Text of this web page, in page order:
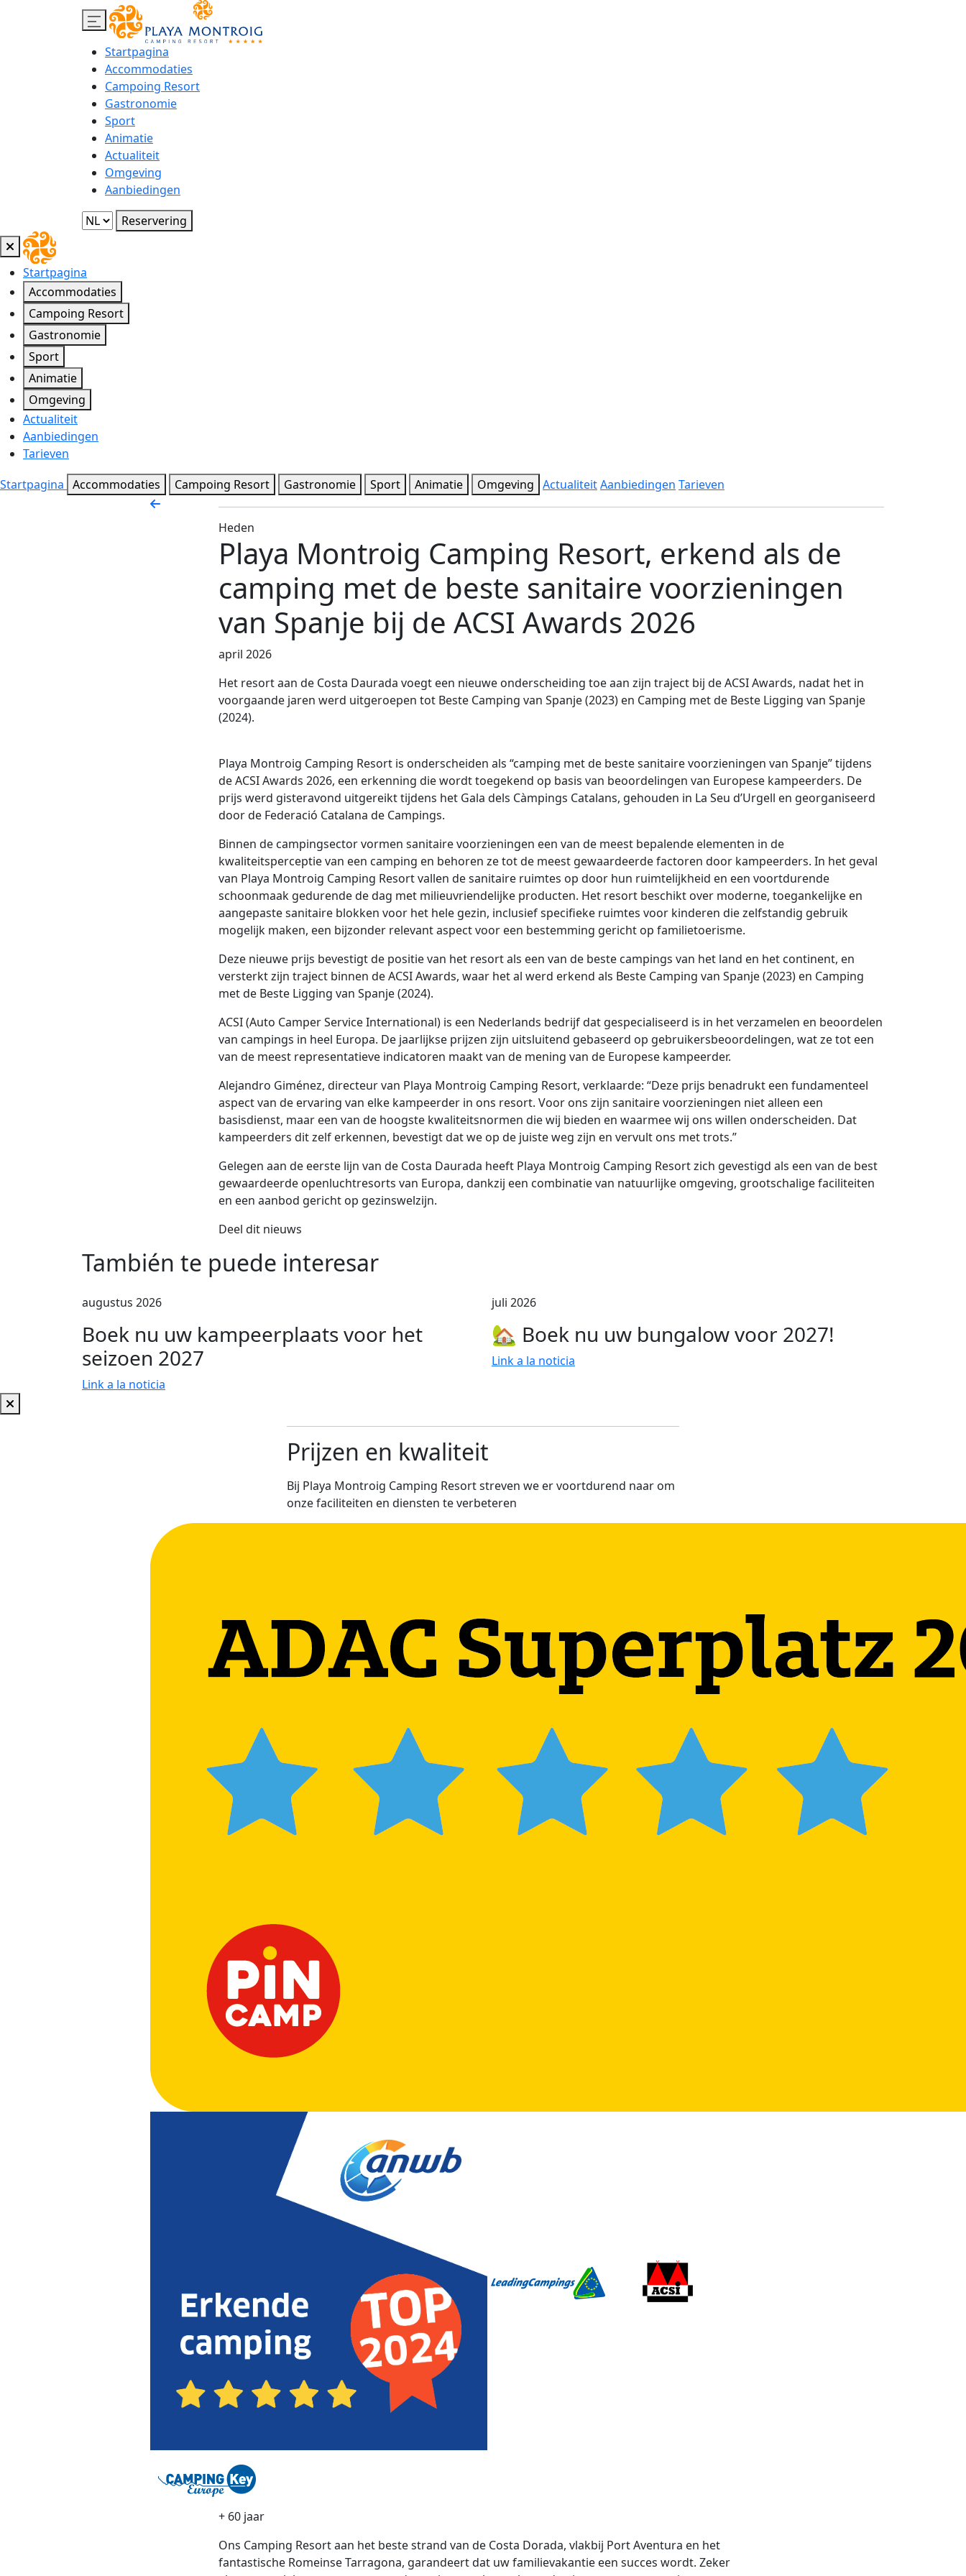
Startpagina
Accommodaties
Campoing Resort
Gastronomie
Sport
Animatie
Actualiteit
Omgeving
Aanbiedingen
Reservering
Startpagina
Accommodaties
Campoing Resort
Gastronomie
Sport
Animatie
Omgeving
Actualiteit
Aanbiedingen
Tarieven
Startpagina Accommodaties Campoing Resort Gastronomie Sport Animatie Omgeving ActualiteitAanbiedingen Tarieven
Heden
Playa Montroig Camping Resort, erkend als de
camping met de beste sanitaire voorzieningen
van Spanje bij de ACSI Awards 2026
april 2026
Het resort aan de Costa Daurada voegt een nieuwe onderscheiding toe aan zijn traject bij de ACSI Awards, nadat het in
voorgaande jaren werd uitgeroepen tot Beste Camping van Spanje (2023) en Camping met de Beste Ligging van Spanje
(2024).
Playa Montroig Camping Resort is onderscheiden als “camping met de beste sanitaire voorzieningen van Spanje” tijdens
de ACSI Awards 2026, een erkenning die wordt toegekend op basis van beoordelingen van Europese kampeerders. De
prijs werd gisteravond uitgereikt tijdens het Gala dels Càmpings Catalans, gehouden in La Seu d’Urgell en georganiseerd
door de Federació Catalana de Campings.
Binnen de campingsector vormen sanitaire voorzieningen een van de meest bepalende elementen in de
kwaliteitsperceptie van een camping en behoren ze tot de meest gewaardeerde factoren door kampeerders. In het geval
van Playa Montroig Camping Resort vallen de sanitaire ruimtes op door hun ruimtelijkheid en een voortdurende
schoonmaak gedurende de dag met milieuvriendelijke producten. Het resort beschikt over moderne, toegankelijke en
aangepaste sanitaire blokken voor het hele gezin, inclusief specifieke ruimtes voor kinderen die zelfstandig gebruik
mogelijk maken, een bijzonder relevant aspect voor een bestemming gericht op familietoerisme.
Deze nieuwe prijs bevestigt de positie van het resort als een van de beste campings van het land en het continent, en
versterkt zijn traject binnen de ACSI Awards, waar het al werd erkend als Beste Camping van Spanje (2023) en Camping
met de Beste Ligging van Spanje (2024).
ACSI (Auto Camper Service International) is een Nederlands bedrijf dat gespecialiseerd is in het verzamelen en beoordelen
van campings in heel Europa. De jaarlijkse prijzen zijn uitsluitend gebaseerd op gebruikersbeoordelingen, wat ze tot een
van de meest representatieve indicatoren maakt van de mening van de Europese kampeerder.
Alejandro Giménez, directeur van Playa Montroig Camping Resort, verklaarde: “Deze prijs benadrukt een fundamenteel
aspect van de ervaring van elke kampeerder in ons resort. Voor ons zijn sanitaire voorzieningen niet alleen een
basisdienst, maar een van de hoogste kwaliteitsnormen die wij bieden en waarmee wij ons willen onderscheiden. Dat
kampeerders dit zelf erkennen, bevestigt dat we op de juiste weg zijn en vervult ons met trots.”
Gelegen aan de eerste lijn van de Costa Daurada heeft Playa Montroig Camping Resort zich gevestigd als een van de best
gewaardeerde openluchtresorts van Europa, dankzij een combinatie van natuurlijke omgeving, grootschalige faciliteiten
en een aanbod gericht op gezinswelzijn.
Deel dit nieuws
También te puede interesar
augustus 2026
Boek nu uw kampeerplaats voor het
seizoen 2027
Link a la noticia
juli 2026
🏡 Boek nu uw bungalow voor 2027!
Link a la noticia
Prijzen en kwaliteit
Bij Playa Montroig Camping Resort streven we er voortdurend naar om
onze faciliteiten en diensten te verbeteren
+ 60 jaar
Ons Camping Resort aan het beste strand van de Costa Dorada, vlakbij Port Aventura en het
fantastische Romeinse Tarragona, garandeert dat uw familievakantie een succes wordt. Zeker